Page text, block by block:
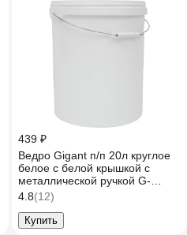
439 ₽
Ведро Gigant п/п 20л круглое
белое с белой крышкой с
металлической ручкой G-
40460
4.8(12)
Купить